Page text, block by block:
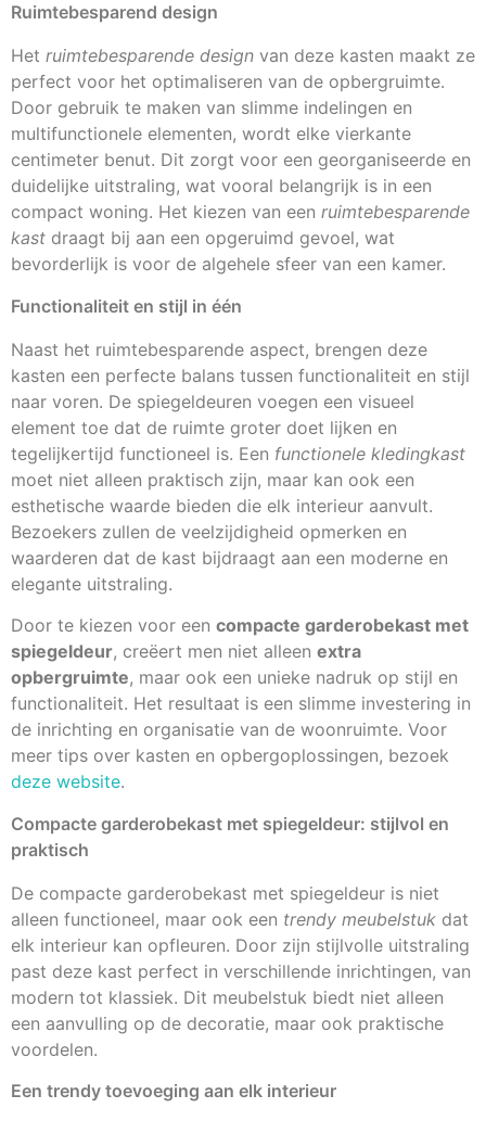
Ruimtebesparend design
Het ruimtebesparende design van deze kasten maakt ze
perfect voor het optimaliseren van de opbergruimte.
Door gebruik te maken van slimme indelingen en
multifunctionele elementen, wordt elke vierkante
centimeter benut. Dit zorgt voor een georganiseerde en
duidelijke uitstraling, wat vooral belangrijk is in een
compact woning. Het kiezen van een ruimtebesparende
kast draagt bij aan een opgeruimd gevoel, wat
bevorderlijk is voor de algehele sfeer van een kamer.
Functionaliteit en stijl in één
Naast het ruimtebesparende aspect, brengen deze
kasten een perfecte balans tussen functionaliteit en stijl
naar voren. De spiegeldeuren voegen een visueel
element toe dat de ruimte groter doet lijken en
tegelijkertijd functioneel is. Een functionele kledingkast
moet niet alleen praktisch zijn, maar kan ook een
esthetische waarde bieden die elk interieur aanvult.
Bezoekers zullen de veelzijdigheid opmerken en
waarderen dat de kast bijdraagt aan een moderne en
elegante uitstraling.
Door te kiezen voor een compacte garderobekast met
spiegeldeur, creëert men niet alleen extra
opbergruimte, maar ook een unieke nadruk op stijl en
functionaliteit. Het resultaat is een slimme investering in
de inrichting en organisatie van de woonruimte. Voor
meer tips over kasten en opbergoplossingen, bezoek
deze website.
Compacte garderobekast met spiegeldeur: stijlvol en
praktisch
De compacte garderobekast met spiegeldeur is niet
alleen functioneel, maar ook een trendy meubelstuk dat
elk interieur kan opfleuren. Door zijn stijlvolle uitstraling
past deze kast perfect in verschillende inrichtingen, van
modern tot klassiek. Dit meubelstuk biedt niet alleen
een aanvulling op de decoratie, maar ook praktische
voordelen.
Een trendy toevoeging aan elk interieur